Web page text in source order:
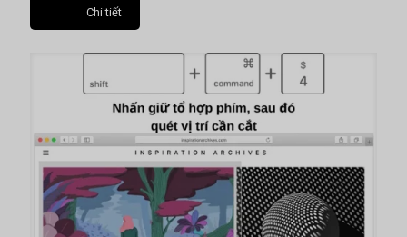
Chi tiết